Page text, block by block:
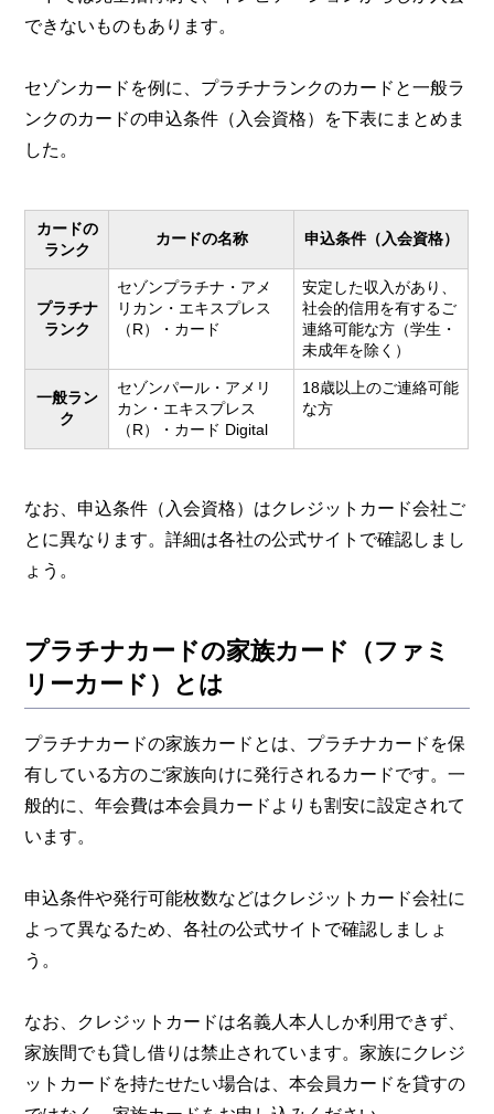
できないものもあります。
セゾンカードを例に、プラチナランクのカードと一般ラ
ンクのカードの申込条件（入会資格）を下表にまとめま
した。
カードの
ランク
カードの名称 申込条件（入会資格）
プラチナ
ランク
セゾンプラチナ・アメ
リカン・エキスプレス
（R）・カード
安定した収入があり、
社会的信用を有するご
連絡可能な方（学生・
未成年を除く）
一般ラン
ク
セゾンパール・アメリ
カン・エキスプレス
（R）・カード Digital
18歳以上のご連絡可能
な方
なお、申込条件（入会資格）はクレジットカード会社ご
とに異なります。詳細は各社の公式サイトで確認しまし
ょう。
プラチナカードの家族カード（ファミ
リーカード）とは
プラチナカードの家族カードとは、プラチナカードを保
有している方のご家族向けに発行されるカードです。一
般的に、年会費は本会員カードよりも割安に設定されて
います。
申込条件や発行可能枚数などはクレジットカード会社に
よって異なるため、各社の公式サイトで確認しましょ
う。
なお、クレジットカードは名義人本人しか利用できず、
家族間でも貸し借りは禁止されています。家族にクレジ
ットカードを持たせたい場合は、本会員カードを貸すの